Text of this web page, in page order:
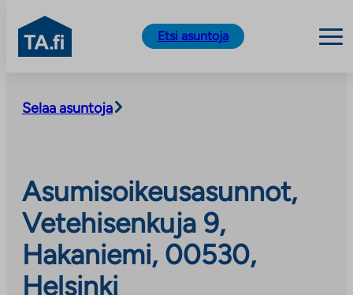
sisältöön
TA.fi
Etsi asuntoja
Selaa asuntoja
Asumisoikeusasunnot,
Vetehisenkuja 9,
Hakaniemi, 00530,
Helsinki